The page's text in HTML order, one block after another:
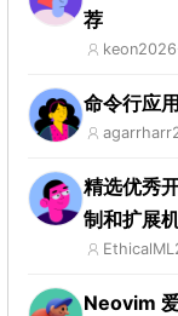
荐
keon
命令行应
agarrharr
精选优秀
制和扩展
EthicalML
Neovim